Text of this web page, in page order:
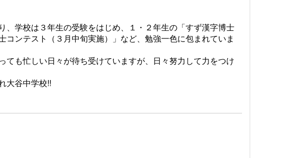
、学校は３年生の受験をはじめ、１・２年生の「すず漢字博士
コンテスト（３月中旬実施）」など、勉強一色に包まれていま
ても忙しい日々が待ち受けていますが、日々努力して力をつけ
大谷中学校!!